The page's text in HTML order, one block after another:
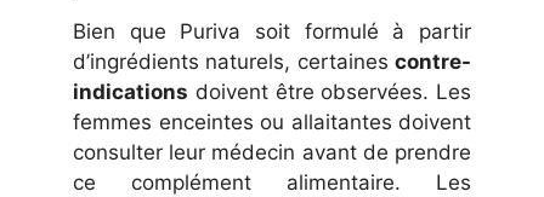
Bien que Puriva soit formulé à partir
d’ingrédients naturels, certaines contre-
indications doivent être observées. Les
femmes enceintes ou allaitantes doivent
consulter leur médecin avant de prendre
ce complément alimentaire. Les